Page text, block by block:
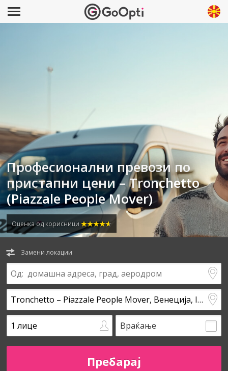
Професионални превози по
пристапни цени – Tronchetto
(Piazzale People Mover)
Оценка од корисници
Замени локации
Враќање